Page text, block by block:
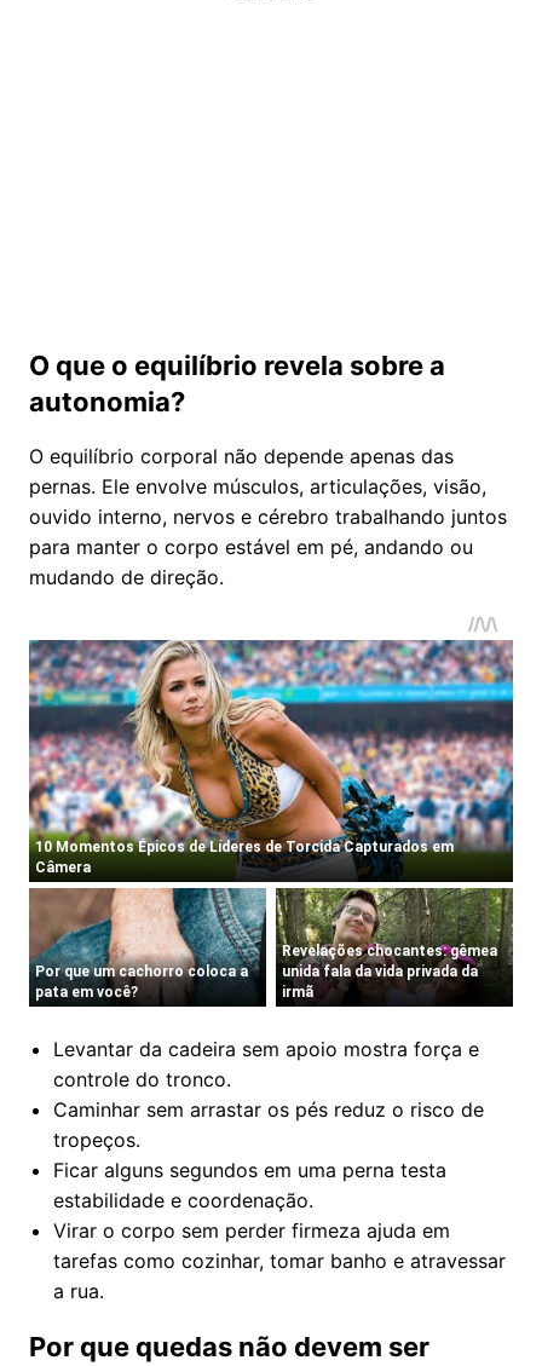
O que o equilíbrio revela sobre a
autonomia?
O equilíbrio corporal não depende apenas das
pernas. Ele envolve músculos, articulações, visão,
ouvido interno, nervos e cérebro trabalhando juntos
para manter o corpo estável em pé, andando ou
mudando de direção.
Levantar da cadeira sem apoio mostra força e
controle do tronco.
Caminhar sem arrastar os pés reduz o risco de
tropeços.
Ficar alguns segundos em uma perna testa
estabilidade e coordenação.
Virar o corpo sem perder firmeza ajuda em
tarefas como cozinhar, tomar banho e atravessar
a rua.
Por que quedas não devem ser